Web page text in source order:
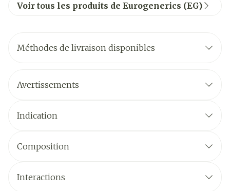
Voir tous les produits de Eurogenerics (EG)
Méthodes de livraison disponibles
Avertissements
Indication
Composition
Interactions